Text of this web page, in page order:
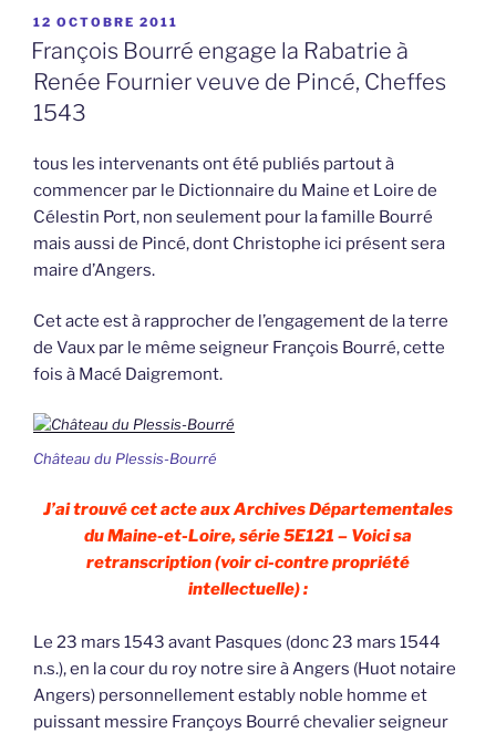
PUBLIÉ
LE
12 OCTOBRE 2011
François Bourré engage la Rabatrie à
Renée Fournier veuve de Pincé, Cheffes
1543
tous les intervenants ont été publiés partout à
commencer par le Dictionnaire du Maine et Loire de
Célestin Port, non seulement pour la famille Bourré
mais aussi de Pincé, dont Christophe ici présent sera
maire d’Angers.
Cet acte est à rapprocher de l’engagement de la terre
de Vaux par le même seigneur François Bourré, cette
fois à Macé Daigremont.
Château du Plessis-Bourré
J’ai trouvé cet acte aux Archives Départementales
du Maine-et-Loire, série 5E121 – Voici sa
retranscription (voir ci-contre propriété
intellectuelle) :
Le 23 mars 1543 avant Pasques (donc 23 mars 1544
n.s.), en la cour du roy notre sire à Angers (Huot notaire
Angers) personnellement estably noble homme et
puissant messire Françoys Bourré chevalier seigneur